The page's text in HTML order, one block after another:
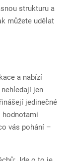
strukturu a
můžete udělat
a nabízí
jen
jedinečné
hodnotami
vás pohání –